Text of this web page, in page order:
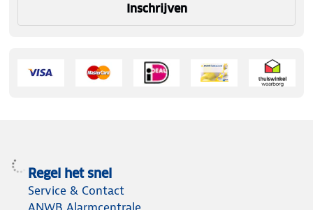
Inschrijven
Regel het snel
Service & Contact